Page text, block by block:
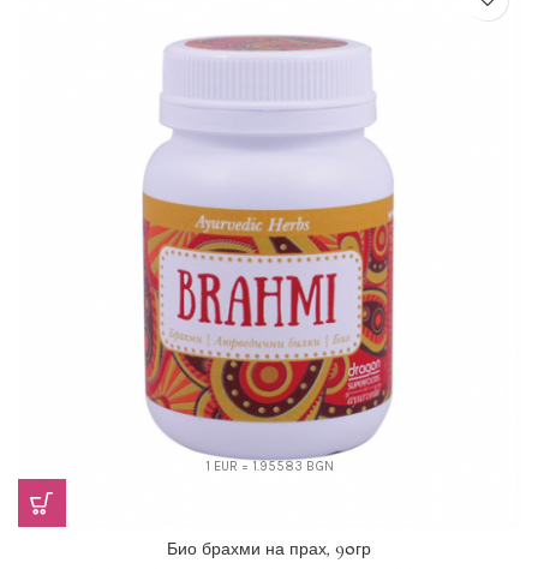
1 EUR = 1.95583 BGN
Био брахми на прах, 90гр